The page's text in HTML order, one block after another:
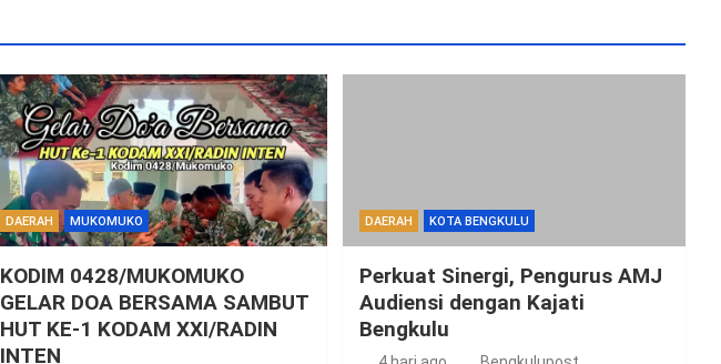
DAERAH MUKOMUKO
KODIM 0428/MUKOMUKO
GELAR DOA BERSAMA SAMBUT
HUT KE-1 KODAM XXI/RADIN
INTEN
DAERAH KOTA BENGKULU
Perkuat Sinergi, Pengurus AMJ
Audiensi dengan Kajati
Bengkulu